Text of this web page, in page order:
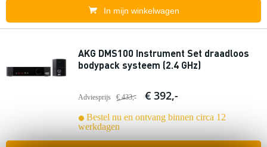
In mijn winkelwagen
AKG DMS100 Instrument Set draadloos
bodypack systeem (2.4 GHz)
Adviesprijs € 433,- € 392,-
Bestel nu en ontvang binnen circa 12
werkdagen